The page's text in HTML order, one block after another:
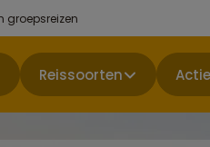
groepsreizen
Reissoorten